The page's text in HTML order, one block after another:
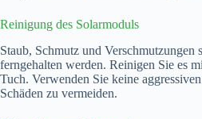
Reinigung des Solarmoduls
Staub, Schmutz und Verschmutzungen
ferngehalten werden. Reinigen Sie es
Tuch. Verwenden Sie keine
Schäden zu vermeiden.